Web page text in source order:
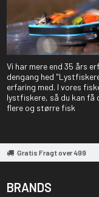
Vi har mere end 35 års
dengang hed
erfaring med. I vores
lystfiskere, så du kan
flere og større fisk
Gratis Fragt over 499
BRANDS